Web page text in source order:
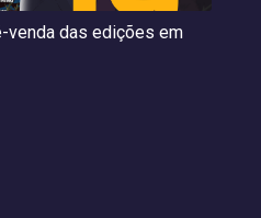
venda das edições em